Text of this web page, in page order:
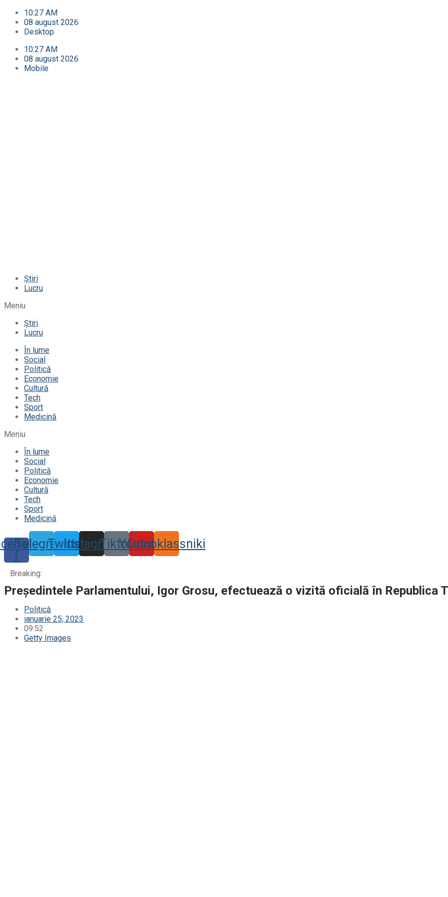
10:27 AM
08 august 2026
Desktop
10:27 AM
08 august 2026
Mobile
Știri
Lucru
Meniu
Știri
Lucru
În lume
Social
Politică
Economie
Cultură
Tech
Sport
Medicină
Meniu
În lume
Social
Politică
Economie
Cultură
Tech
Sport
Medicină
f
TelegramTwitter
Instagram
TiktokYoutube
Odnoklassniki
Breaking:
Președintele Parlamentului, Igor Grosu, efectuează o vizită oficială în Republica
Politică
ianuarie 25, 2023
09:52
Getty Images